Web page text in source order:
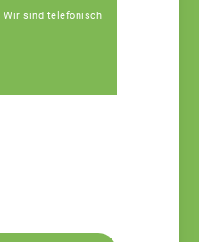
Wir sind telefonisch